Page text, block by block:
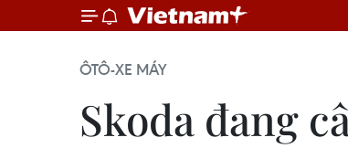
ÔTÔ-XE MÁY
Skoda đang